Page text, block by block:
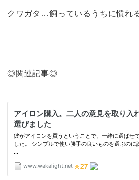
クワガタ…飼っているうちに慣れ
◎関連記事◎